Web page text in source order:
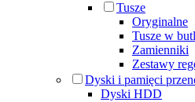
Tusze
Oryginalne
Tusze w
Zamienniki
Zestawy
Dyski i pamięci
Dyski HDD